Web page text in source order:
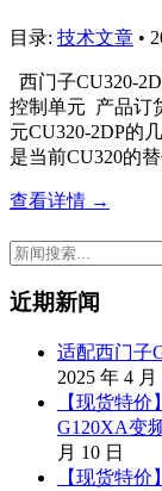
目录: 技术文章 •
西门子CU320-
控制单元 产品订
元CU320-2DP的
是当前CU320的
查看详情 →
近期新闻
适配西门子
2025 年 4 月
【现货特
G120XA变
月 10 日
【现货特价